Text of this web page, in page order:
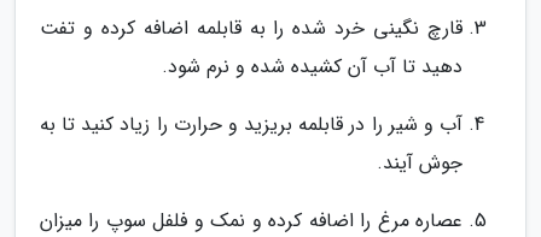
قارچ نگینی خرد شده را به قابلمه اضافه کرده و تفت
دهید تا آب آن کشیده شده و نرم شود.
آب و شیر را در قابلمه بریزید و حرارت را زیاد کنید تا به
جوش آیند.
عصاره مرغ را اضافه کرده و نمک و فلفل سوپ را میزان